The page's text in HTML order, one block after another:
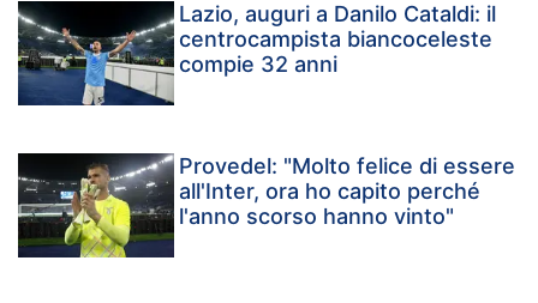
Lazio, auguri a Danilo Cataldi: il
centrocampista biancoceleste
compie 32 anni
Provedel: "Molto felice di essere
all'Inter, ora ho capito perché
l'anno scorso hanno vinto"